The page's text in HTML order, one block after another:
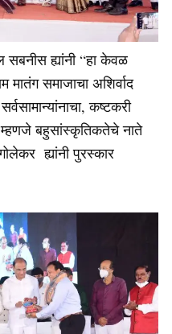
सबनीस ह्यांनी “हा केवळ
मातंग समाजाचा अशिर्वाद
कष्टकरी
बहुसांस्कृतिकतेचे नाते
ह्यांनी पुरस्कार